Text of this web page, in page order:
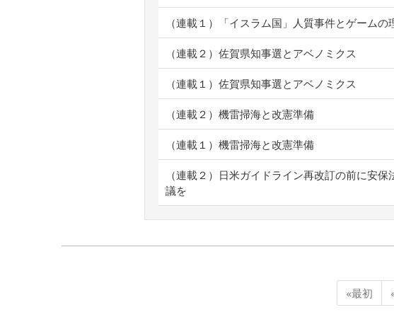
（連載１）「イスラム国」人質事件とゲームの
（連載２）佐賀県知事選とアベノミクス
（連載１）佐賀県知事選とアベノミクス
（連載２）機雷掃海と改憲準備
（連載１）機雷掃海と改憲準備
（連載２）日米ガイドライン再改訂の前に安保
議を
«最初